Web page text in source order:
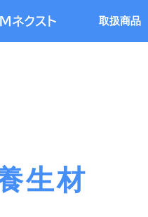
取扱商品
生材